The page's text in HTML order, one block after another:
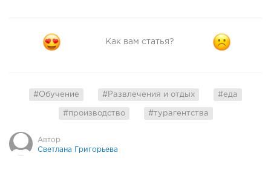
Как вам статья?
#Обучение #Развлечения и отдых #еда
#производство #турагентства
Автор
Светлана Григорьева